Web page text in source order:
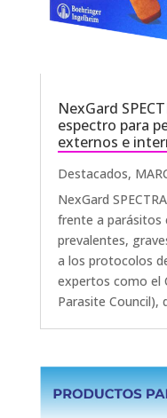
NexGard
espectro para
externos e
Destacados,
NexGard
frente a parásitos
prevalentes,
a los protocolos
expertos como el
Parasite Council),